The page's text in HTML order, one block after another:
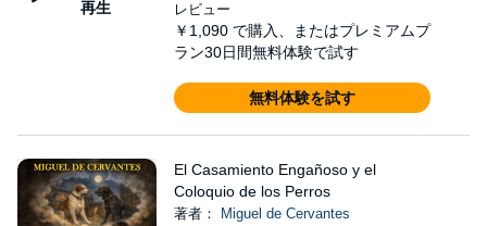
再生
レビュー
￥1,090 で購入、またはプレミアムプ
ラン30日間無料体験で試す
無料体験を試す
El Casamiento Engañoso y el
Coloquio de los Perros
著者：
Miguel de Cervantes